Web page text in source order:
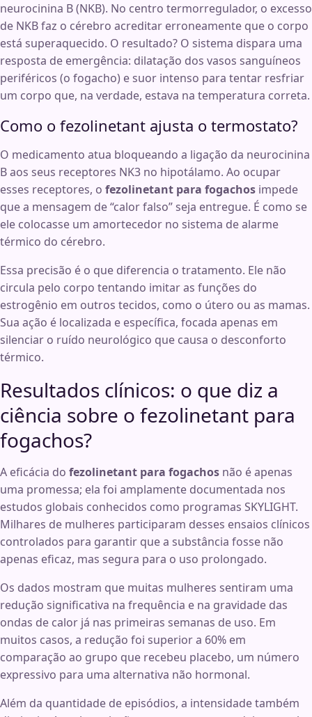
neurocinina B (NKB). No centro termorregulador, o excesso
de NKB faz o cérebro acreditar erroneamente que o corpo
está superaquecido. O resultado? O sistema dispara uma
resposta de emergência: dilatação dos vasos sanguíneos
periféricos (o fogacho) e suor intenso para tentar resfriar
um corpo que, na verdade, estava na temperatura correta.
Como o fezolinetant ajusta o termostato?
O medicamento atua bloqueando a ligação da neurocinina
B aos seus receptores NK3 no hipotálamo. Ao ocupar
esses receptores, o fezolinetant para fogachos impede
que a mensagem de “calor falso” seja entregue. É como se
ele colocasse um amortecedor no sistema de alarme
térmico do cérebro.
Essa precisão é o que diferencia o tratamento. Ele não
circula pelo corpo tentando imitar as funções do
estrogênio em outros tecidos, como o útero ou as mamas.
Sua ação é localizada e específica, focada apenas em
silenciar o ruído neurológico que causa o desconforto
térmico.
Resultados clínicos: o que diz a
ciência sobre o fezolinetant para
fogachos?
A eficácia do fezolinetant para fogachos não é apenas
uma promessa; ela foi amplamente documentada nos
estudos globais conhecidos como programas SKYLIGHT.
Milhares de mulheres participaram desses ensaios clínicos
controlados para garantir que a substância fosse não
apenas eficaz, mas segura para o uso prolongado.
Os dados mostram que muitas mulheres sentiram uma
redução significativa na frequência e na gravidade das
ondas de calor já nas primeiras semanas de uso. Em
muitos casos, a redução foi superior a 60% em
comparação ao grupo que recebeu placebo, um número
expressivo para uma alternativa não hormonal.
Além da quantidade de episódios, a intensidade também